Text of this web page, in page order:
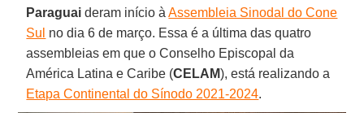
Paraguai deram início àAssembleia Sinodal do Cone
Sul no dia 6 de março. Essa é a última das quatro
assembleias em que o Conselho Episcopal da
América Latina e Caribe (CELAM), está realizando a
Etapa Continental do Sínodo 2021-2024.